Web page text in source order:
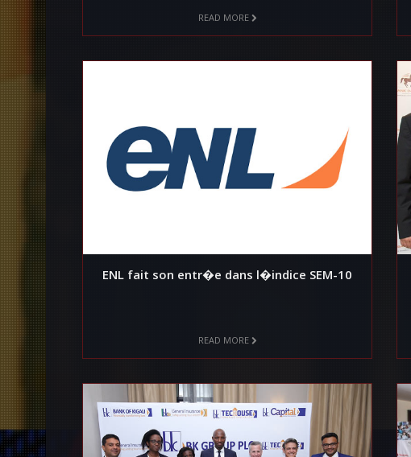
READ MORE
ENL fait son entr�e dans l�indice SEM-10
READ MORE